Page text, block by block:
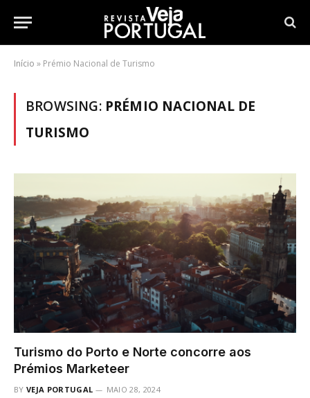
Início » Prémio Nacional de Turismo
BROWSING: PRÉMIO NACIONAL DE
TURISMO
Turismo do Porto e Norte concorre aos
Prémios Marketeer
BY VEJA PORTUGAL MAIO 28, 2024